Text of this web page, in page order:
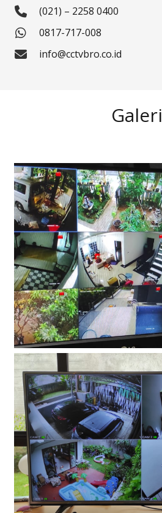
(021) – 2258 0400
0817-717-008
info@cctvbro.co.id
Galeri